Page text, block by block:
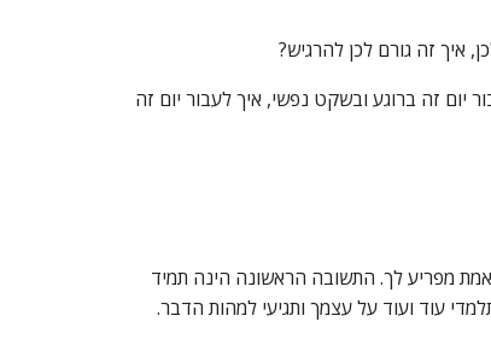
איך זה גורם לכן להרגיש?
זה ברוגע ובשקט נפשי, איך לעבור יום זה
מפריע לך. התשובה הראשונה הינה תמיד
עוד ועוד על עצמך ותגיעי למהות הדבר.